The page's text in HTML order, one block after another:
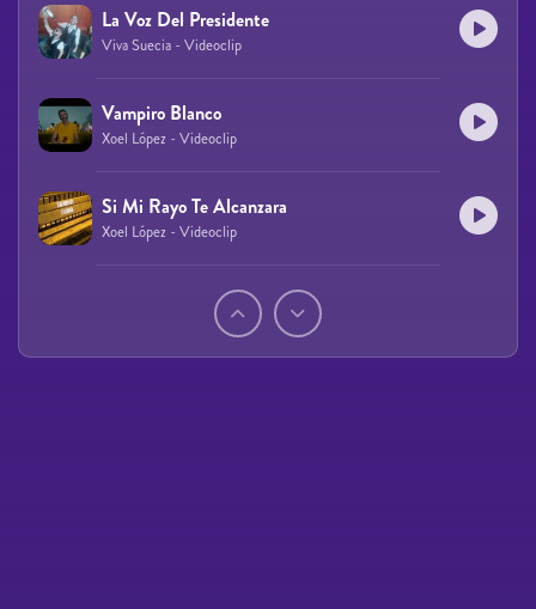
La Voz Del Presidente
Viva Suecia - Videoclip
Vampiro Blanco
Xoel López - Videoclip
Si Mi Rayo Te Alcanzara
Xoel López - Videoclip